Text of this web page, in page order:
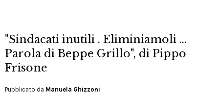
"Sindacati inutili . Eliminiamoli …
Parola di Beppe Grillo", di Pippo
Frisone
Pubblicato da Manuela Ghizzoni